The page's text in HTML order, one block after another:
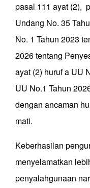
pasal 111 ayat (2),
Undang No. 35
No. 1 Tahun 2023
2026 tentang
ayat (2) huruf a UU
UU No.1 Tahun
dengan ancaman
mati.
Keberhasilan
menyelamatkan
penyalahgunaan